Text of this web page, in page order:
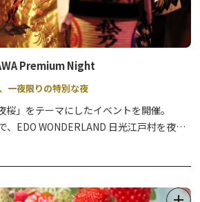
けて楽しむおススメスポット
Premium Night
一夜限りの特別な夜
」をテーマにしたイベントを開催。
、EDO WONDERLAND 日光江戸村を夜間